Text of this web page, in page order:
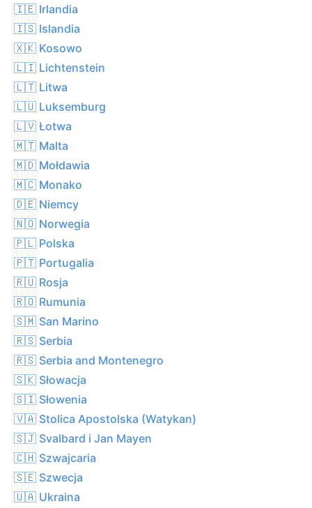
🇮🇪 Irlandia
🇮🇸 Islandia
🇽🇰 Kosowo
🇱🇮 Lichtenstein
🇱🇹 Litwa
🇱🇺 Luksemburg
🇱🇻 Łotwa
🇲🇹 Malta
🇲🇩 Mołdawia
🇲🇨 Monako
🇩🇪 Niemcy
🇳🇴 Norwegia
🇵🇱 Polska
🇵🇹 Portugalia
🇷🇺 Rosja
🇷🇴 Rumunia
🇸🇲 San Marino
🇷🇸 Serbia
🇷🇸 Serbia and Montenegro
🇸🇰 Słowacja
🇸🇮 Słowenia
🇻🇦 Stolica Apostolska (Watykan)
🇸🇯 Svalbard i Jan Mayen
🇨🇭 Szwajcaria
🇸🇪 Szwecja
🇺🇦 Ukraina